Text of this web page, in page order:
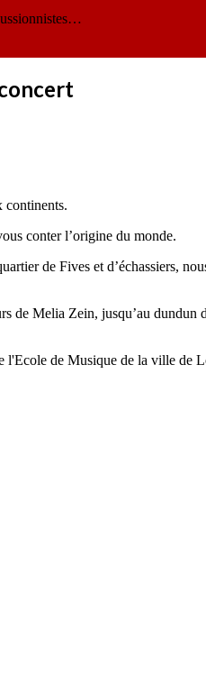
continents.
conter l’origine du monde.
de Fives et d’échassiers,
de Melia Zein, jusqu’au
l'Ecole de Musique de la ville de